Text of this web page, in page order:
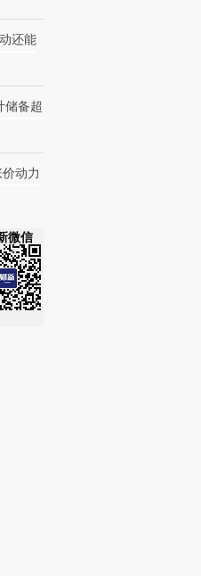
还能
储备超
动力
微信